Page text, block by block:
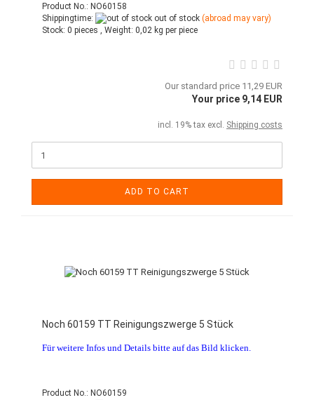
Product No.: NO60158
Shippingtime:
out of stock (abroad may vary)
Stock: 0 pieces , Weight: 0,02 kg per piece
Our standard price 11,29 EUR
Your price 9,14 EUR
incl. 19% tax excl. Shipping costs
ADD TO CART
Noch 60159 TT Reinigungszwerge 5 Stück
Für weitere Infos und Details bitte auf das Bild klicken.
Product No.: NO60159